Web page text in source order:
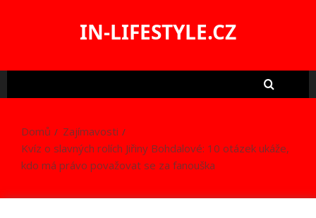
IN-LIFESTYLE.CZ
Domů
Zajímavosti
Kvíz o slavných rolích Jiřiny Bohdalové: 10 otázek ukáže,
kdo má právo považovat se za fanouška